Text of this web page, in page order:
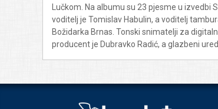
Lučkom. Na albumu su 23 pjesme u izvedbi
voditelj je Tomislav Habulin, a voditelj
Božidarka Brnas. Tonski snimatelji za
producent je Dubravko Radić, a glazbeni